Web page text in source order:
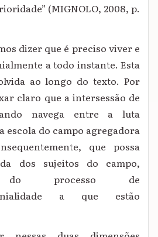
(MIGNOLO, 2008, p.
dizer que é preciso viver e
a todo instante. Esta
ao longo do texto. Por
claro que a intersessão de
navega entre a luta
escola do campo agregadora
que possa
dos sujeitos do campo,
do processo de
a que estão